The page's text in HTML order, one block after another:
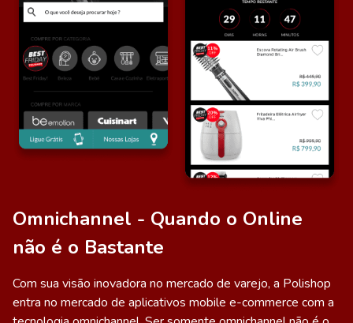
Omnichannel - Quando o Online
não é o Bastante
Com sua visão inovadora no mercado de varejo, a Polishop
entra no mercado de aplicativos mobile e-commerce com a